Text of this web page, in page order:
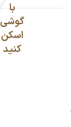
با
گوشی
اسکن
کنید